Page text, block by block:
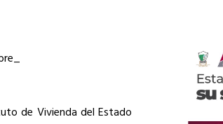
de Vivienda del Estado